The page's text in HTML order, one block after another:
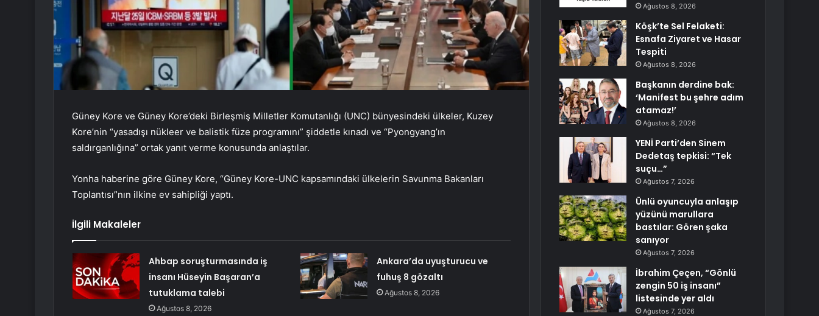
Güney Kore ve Güney Kore’deki Birleşmiş Milletler Komutanlığı (UNC) bünyesindeki ülkeler, Kuzey
Kore’nin “yasadışı nükleer ve balistik füze programını” şiddetle kınadı ve “Pyongyang’ın
saldırganlığına” ortak yanıt verme konusunda anlaştılar.
Yonha haberine göre Güney Kore, “Güney Kore-UNC kapsamındaki ülkelerin Savunma Bakanları
Toplantısı”nın ilkine ev sahipliği yaptı.
İlgili Makaleler
Ahbap soruşturmasında iş
insanı Hüseyin Başaran’a
tutuklama talebi
Ağustos 8, 2026
Ankara’da uyuşturucu ve
fuhuş 8 gözaltı
Ağustos 8, 2026
Ağustos 8, 2026
Köşk’te Sel Felaketi:
Esnafa Ziyaret ve Hasar
Tespiti
Ağustos 8, 2026
Başkanın derdine bak:
‘Manifest bu şehre adım
atamaz!’
Ağustos 8, 2026
YENİ Parti’den Sinem
Dedetaş tepkisi: “Tek
suçu…”
Ağustos 7, 2026
Ünlü oyuncuyla anlaşıp
yüzünü marullara
bastılar: Gören şaka
sanıyor
Ağustos 7, 2026
İbrahim Çeçen, “Gönlü
zengin 50 iş insanı”
listesinde yer aldı
Ağustos 7, 2026